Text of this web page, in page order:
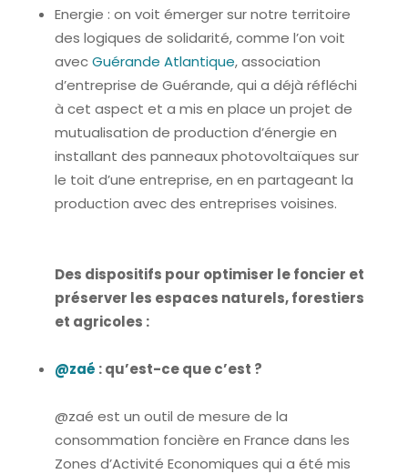
Energie : on voit émerger sur notre territoire
des logiques de solidarité, comme l’on voit
avecGuérande Atlantique, association
d’entreprise de Guérande, qui a déjà réfléchi
à cet aspect et a mis en place un projet de
mutualisation de production d’énergie en
installant des panneaux photovoltaïques sur
le toit d’une entreprise, en en partageant la
production avec des entreprises voisines.
Des dispositifs pour optimiser le foncier et
préserver les espaces naturels, forestiers
et agricoles :
@zaé : qu’est-ce que c’est ?
@zaé est un outil de mesure de la
consommation foncière en France dans les
Zones d’Activité Economiques qui a été mis